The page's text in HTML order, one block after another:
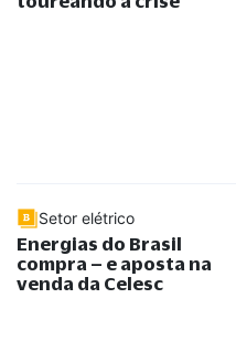
Setor elétrico
Energias do Brasil
compra – e aposta na
venda da Celesc